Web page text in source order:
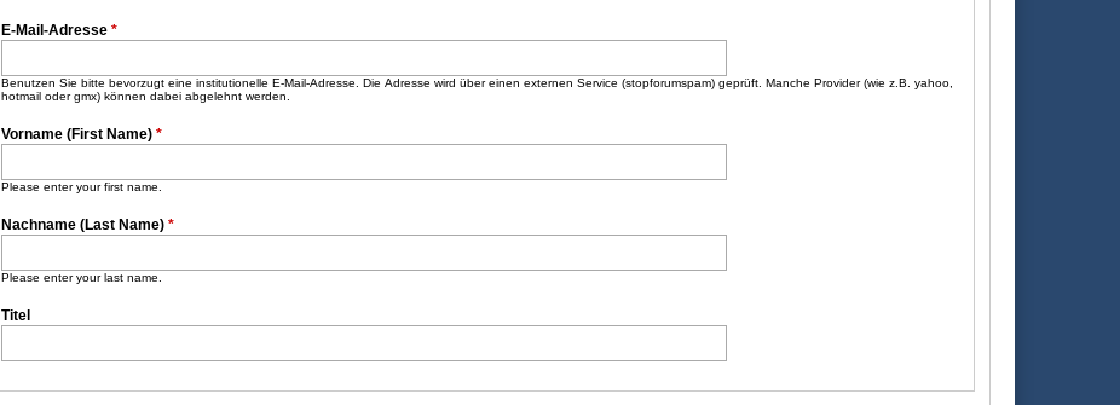
E-Mail-Adresse *
Benutzen Sie bitte bevorzugt eine institutionelle E-Mail-Adresse. Die Adresse wird über einen externen Service (stopforumspam) geprüft. Manche Provider (wie z.B. yahoo,
hotmail oder gmx) können dabei abgelehnt werden.
Vorname (First Name) *
Please enter your first name.
Nachname (Last Name) *
Please enter your last name.
Titel